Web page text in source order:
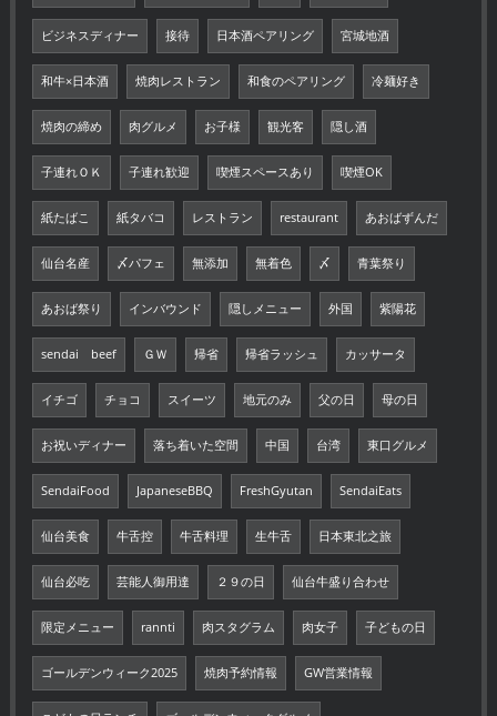
ビジネスディナー 接待 日本酒ペアリング 宮城地酒
和牛×日本酒 焼肉レストラン 和食のペアリング 冷麺好き
焼肉の締め 肉グルメ お子様 観光客 隠し酒
子連れＯＫ 子連れ歓迎 喫煙スペースあり 喫煙OK
紙たばこ 紙タバコ レストラン restaurant あおばずんだ
仙台名産 〆パフェ 無添加 無着色 〆 青葉祭り
あおば祭り インバウンド 隠しメニュー 外国 紫陽花
sendai beef ＧＷ 帰省 帰省ラッシュ カッサータ
イチゴ チョコ スイーツ 地元のみ 父の日 母の日
お祝いディナー 落ち着いた空間 中国 台湾 東口グルメ
SendaiFood JapaneseBBQ FreshGyutan SendaiEats
仙台美食 牛舌控 牛舌料理 生牛舌 日本東北之旅
仙台必吃 芸能人御用達 ２９の日 仙台牛盛り合わせ
限定メニュー rannti 肉スタグラム 肉女子 子どもの日
ゴールデンウィーク2025 焼肉予約情報 GW営業情報